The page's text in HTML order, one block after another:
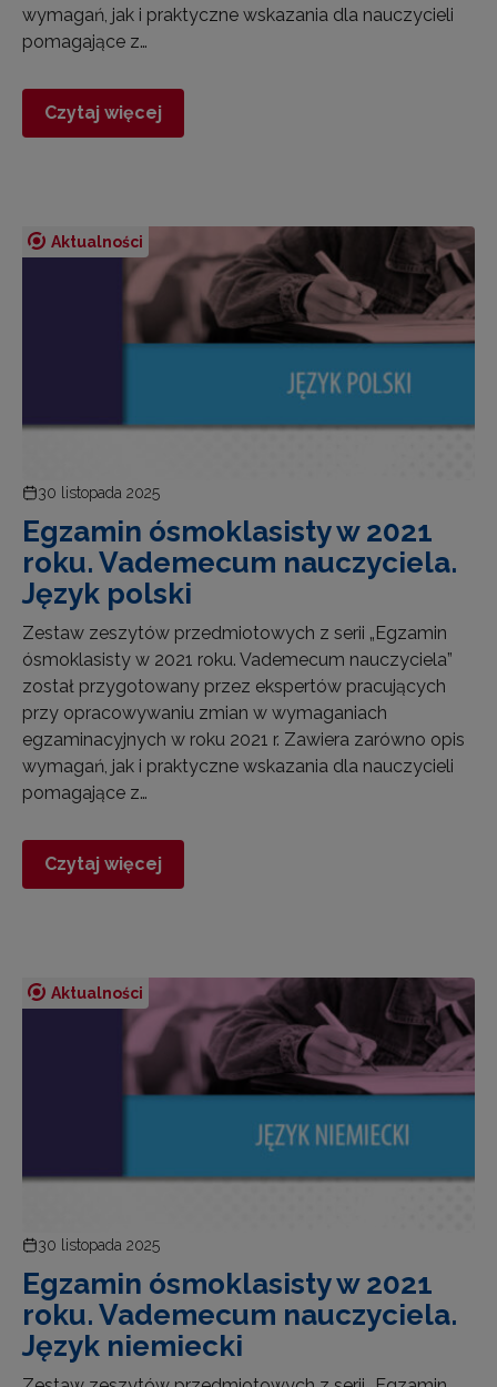
wymagań, jak i praktyczne wskazania dla nauczycieli
pomagające z…
Czytaj więcej
Aktualności
30 listopada 2025
Egzamin ósmoklasisty w 2021
roku. Vademecum nauczyciela.
Język polski
Zestaw zeszytów przedmiotowych z serii „Egzamin
ósmoklasisty w 2021 roku. Vademecum nauczyciela”
został przygotowany przez ekspertów pracujących
przy opracowywaniu zmian w wymaganiach
egzaminacyjnych w roku 2021 r. Zawiera zarówno opis
wymagań, jak i praktyczne wskazania dla nauczycieli
pomagające z…
Czytaj więcej
Aktualności
30 listopada 2025
Egzamin ósmoklasisty w 2021
roku. Vademecum nauczyciela.
Język niemiecki